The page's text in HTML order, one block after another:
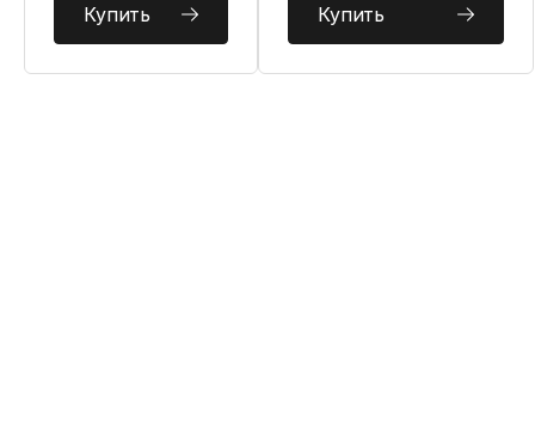
Купить Купить